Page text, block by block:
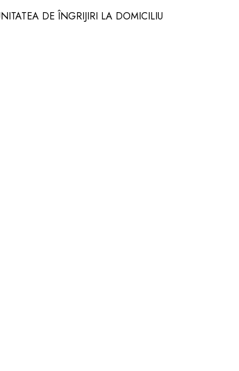
DE ÎNGRIJIRI LA DOMICILIU